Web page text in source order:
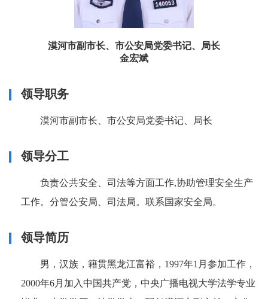
漠河市副市长、市公安局党委书记、局长
金宏斌
领导职务
漠河市副市长、市公安局党委书记、局长
领导分工
负责公共安全、司法等方面工作,协助管理安全生产
工作。分管公安局、司法局。联系国家安全局。
领导简历
男，汉族，籍贯黑龙江富裕，1997年1月参加工作，
2000年6月加入中国共产党，中央广播电视大学法学专业